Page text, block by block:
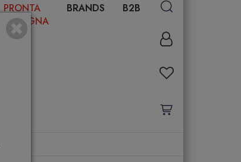
PRONTA
CONSEGNA
BRANDS B2B